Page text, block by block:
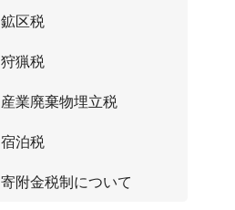
鉱区税
狩猟税
産業廃棄物埋立税
宿泊税
寄附金税制について